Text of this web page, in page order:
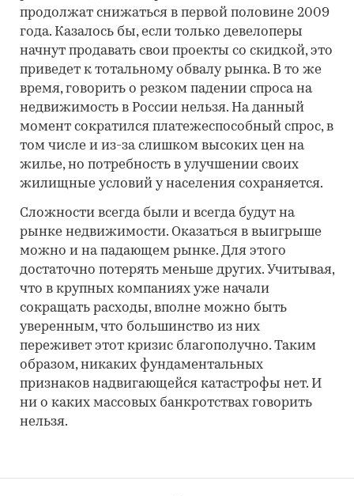
продолжат снижаться в первой половине 2009
года. Казалось бы, если только девелоперы
начнут продавать свои проекты со скидкой, это
приведет к тотальному обвалу рынка. В то же
время, говорить о резком падении спроса на
недвижимость в России нельзя. На данный
момент сократился платежеспособный спрос, в
том числе и из-за слишком высоких цен на
жилье, но потребность в улучшении своих
жилищные условий у населения сохраняется.
Сложности всегда были и всегда будут на
рынке недвижимости. Оказаться в выигрыше
можно и на падающем рынке. Для этого
достаточно потерять меньше других. Учитывая,
что в крупных компаниях уже начали
сокращать расходы, вполне можно быть
уверенным, что большинство из них
переживет этот кризис благополучно. Таким
образом, никаких фундаментальных
признаков надвигающейся катастрофы нет. И
ни о каких массовых банкротствах говорить
нельзя.